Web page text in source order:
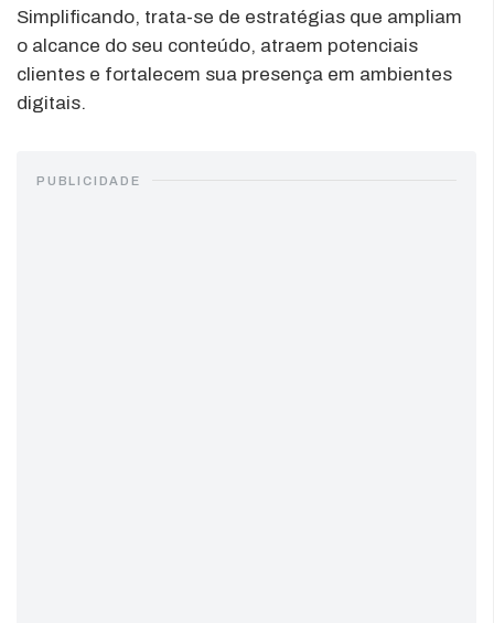
Simplificando, trata-se de estratégias que ampliam
o alcance do seu conteúdo, atraem potenciais
clientes e fortalecem sua presença em ambientes
digitais.
PUBLICIDADE